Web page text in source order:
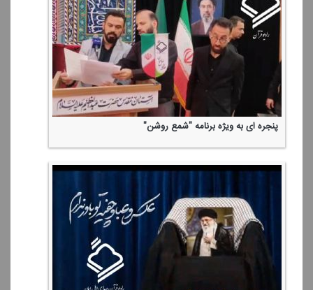
پنجره ای به ویژه برنامه "شمع روشن"